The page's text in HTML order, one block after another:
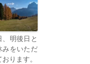
、明後日と
みをいただ
おります。